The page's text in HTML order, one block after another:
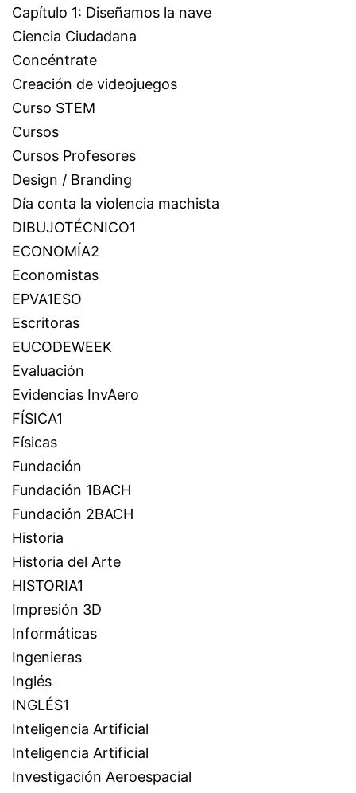
Capítulo 1: Diseñamos la nave
Ciencia Ciudadana
Concéntrate
Creación de videojuegos
Curso STEM
Cursos
Cursos Profesores
Design / Branding
Día conta la violencia machista
DIBUJOTÉCNICO1
ECONOMÍA2
Economistas
EPVA1ESO
Escritoras
EUCODEWEEK
Evaluación
Evidencias InvAero
FÍSICA1
Físicas
Fundación
Fundación 1BACH
Fundación 2BACH
Historia
Historia del Arte
HISTORIA1
Impresión 3D
Informáticas
Ingenieras
Inglés
INGLÉS1
Inteligencia Artificial
Inteligencia Artificial
Investigación Aeroespacial